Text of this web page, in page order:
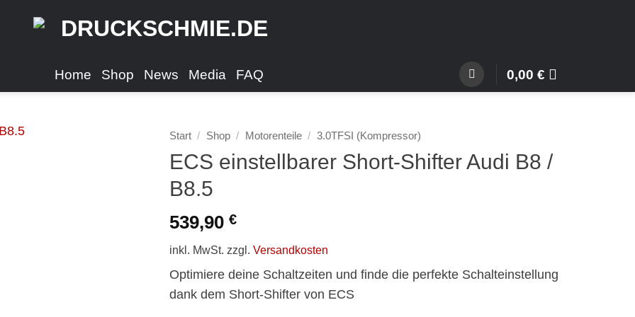
Home Shop News Media FAQ 0,00 €
Start / Shop / Motorenteile / 3.0TFSI (Kompressor)
ECS einstellbarer Short-Shifter Audi B8 /
B8.5
539,90 €
inkl. MwSt. zzgl. Versandkosten
Optimiere deine Schaltzeiten und finde die perfekte Schalteinstellung
dank dem Short-Shifter von ECS